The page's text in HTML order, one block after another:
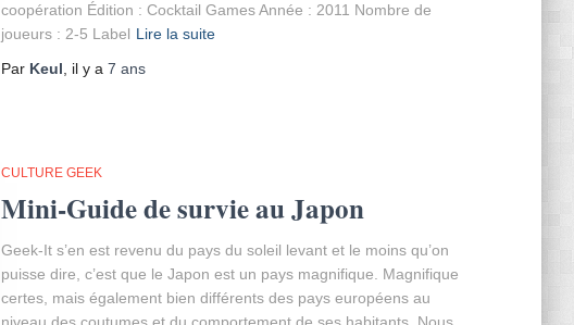
coopération Édition : Cocktail Games Année : 2011 Nombre de
joueurs : 2-5 Label Lire la suite
Par Keul, il y a 7 ans
CULTURE GEEK
Mini-Guide de survie au Japon
Geek-It s’en est revenu du pays du soleil levant et le moins qu’on
puisse dire, c’est que le Japon est un pays magnifique. Magnifique
certes, mais également bien différents des pays européens au